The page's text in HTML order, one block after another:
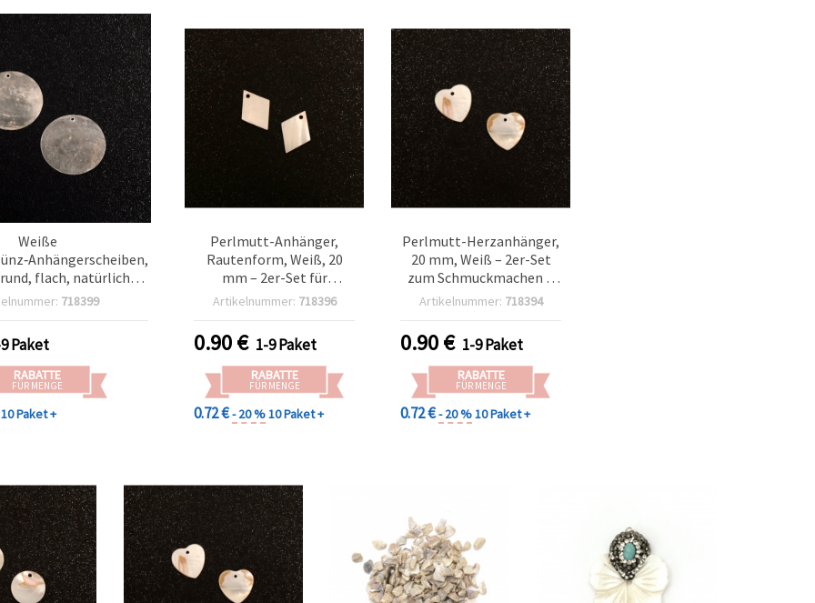
Weiße
flach, natürliche
poliert – 2er‑Set für
& Ohrringe
718399
Paket
RABATTE
FÜR MENGE
10 Paket +
Perlmutt-Anhänger,
Rautenform, Weiß, 20
mm – 2er-Set für
Schmuckherstellung &
Ohrringe)
Artikelnummer: 718396
0.90€ 1-9 Paket
RABATTE
FÜR MENGE
0.72 €- 20 %10 Paket +
Perlmutt-Herzanhänger,
20 mm, Weiß – 2er-Set
zum Schmuckmachen &
DIY-Basteln für Ketten
Artikelnummer: 718394
0.90€ 1-9 Paket
RABATTE
FÜR MENGE
0.72 €- 20 %10 Paket +